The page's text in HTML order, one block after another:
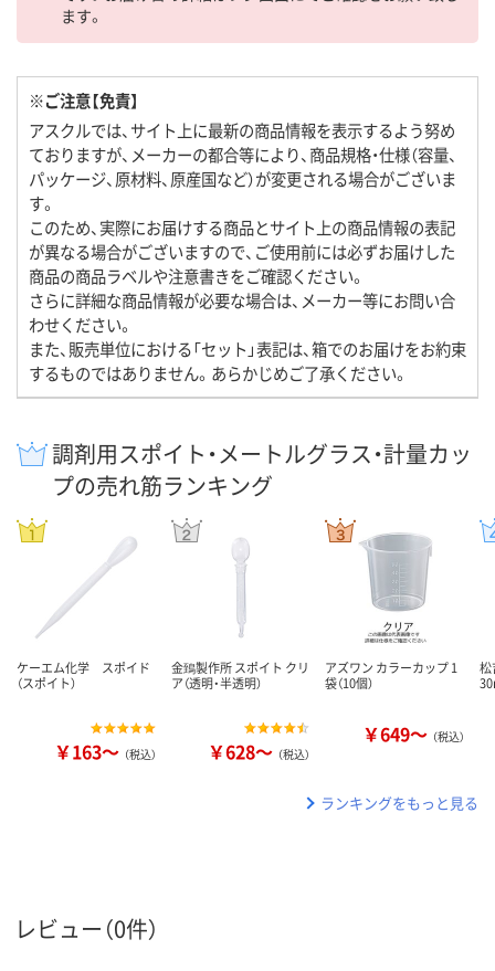
ます。
※ご注意【免責】
アスクルでは、サイト上に最新の商品情報を表示するよう努め
ておりますが、メーカーの都合等により、商品規格・仕様（容量、
パッケージ、原材料、原産国など）が変更される場合がございま
す。
このため、実際にお届けする商品とサイト上の商品情報の表記
が異なる場合がございますので、ご使用前には必ずお届けした
商品の商品ラベルや注意書きをご確認ください。
さらに詳細な商品情報が必要な場合は、メーカー等にお問い合
わせください。
また、販売単位における「セット」表記は、箱でのお届けをお約束
するものではありません。あらかじめご了承ください。
調剤用スポイト・メートルグラス・計量カッ
プの売れ筋ランキング
ケーエム化学 スポイド
（スポイト）
￥163～ （税込）
金鵄製作所 スポイト クリ
ア（透明・半透明）
￥628～ （税込）
アズワン カラーカップ 1
袋（10個）
￥649～ （税込）
松
ランキングをもっと見る
レビュー（0件）